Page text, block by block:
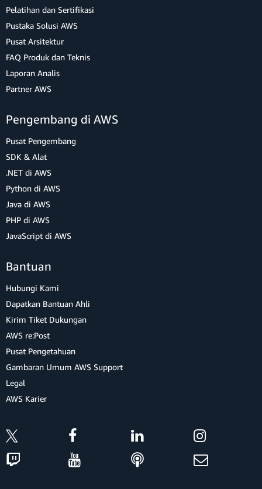
Pelatihan dan Sertifikasi
Pustaka Solusi AWS
Pusat Arsitektur
FAQ Produk dan Teknis
Laporan Analis
Partner AWS
Pengembang di AWS
Pusat Pengembang
SDK & Alat
.NET di AWS
Python di AWS
Java di AWS
PHP di AWS
JavaScript di AWS
Bantuan
Hubungi Kami
Dapatkan Bantuan Ahli
Kirim Tiket Dukungan
AWS re:Post
Pusat Pengetahuan
Gambaran Umum AWS Support
Legal
AWS Karier